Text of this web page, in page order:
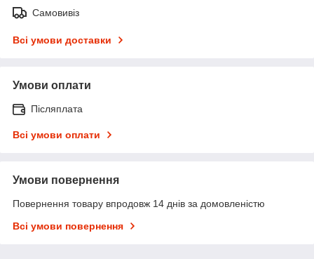
Самовивіз
Всі умови доставки
Умови оплати
Післяплата
Всі умови оплати
Умови повернення
Повернення товару впродовж 14 днів за домовленістю
Всі умови повернення